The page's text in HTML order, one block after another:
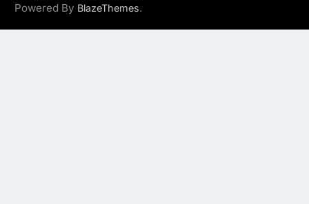
Powered By BlazeThemes.